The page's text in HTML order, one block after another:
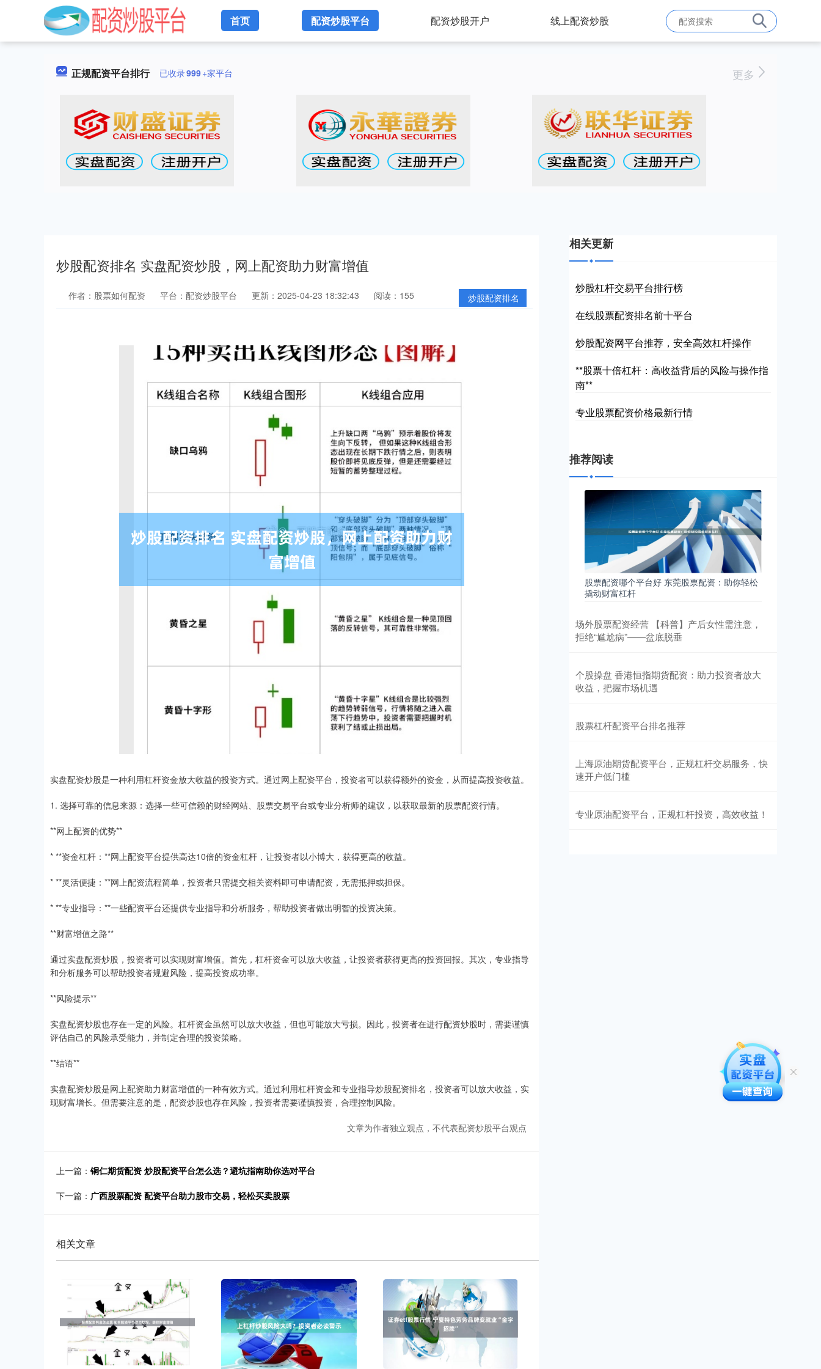
首页 配资炒股平台 配资炒股开户 线上配资炒股
正规配资平台排行 已收录999+家平台 更多
炒股配资排名 实盘配资炒股，网上配资助力财富增值
炒股配资排名
作者：股票如何配资 平台：配资炒股平台 更新：2025-04-23 18:32:43 阅读：155
实盘配资炒股是一种利用杠杆资金放大收益的投资方式。通过网上配资平台，投资者可以获得额外的资金，从而提高投资收益。
1. 选择可靠的信息来源：选择一些可信赖的财经网站、股票交易平台或专业分析师的建议，以获取最新的股票配资行情。
**网上配资的优势**
* **资金杠杆：**网上配资平台提供高达10倍的资金杠杆，让投资者以小博大，获得更高的收益。
* **灵活便捷：**网上配资流程简单，投资者只需提交相关资料即可申请配资，无需抵押或担保。
* **专业指导：**一些配资平台还提供专业指导和分析服务，帮助投资者做出明智的投资决策。
**财富增值之路**
通过实盘配资炒股，投资者可以实现财富增值。首先，杠杆资金可以放大收益，让投资者获得更高的投资回报。其次，专业指导
和分析服务可以帮助投资者规避风险，提高投资成功率。
**风险提示**
实盘配资炒股也存在一定的风险。杠杆资金虽然可以放大收益，但也可能放大亏损。因此，投资者在进行配资炒股时，需要谨慎
评估自己的风险承受能力，并制定合理的投资策略。
**结语**
实盘配资炒股是网上配资助力财富增值的一种有效方式。通过利用杠杆资金和专业指导炒股配资排名，投资者可以放大收益，实
现财富增长。但需要注意的是，配资炒股也存在风险，投资者需要谨慎投资，合理控制风险。
文章为作者独立观点，不代表配资炒股平台观点
上一篇： 铜仁期货配资 炒股配资平台怎么选？避坑指南助你选对平台
下一篇： 广西股票配资 配资平台助力股市交易，轻松买卖股票
相关文章
相关更新
炒股杠杆交易平台排行榜
在线股票配资排名前十平台
炒股配资网平台推荐，安全高效杠杆操作
**股票十倍杠杆：高收益背后的风险与操作指
南**
专业股票配资价格最新行情
推荐阅读
股票配资哪个平台好 东莞股票配资：助你轻松
撬动财富杠杆
场外股票配资经营 【科普】产后女性需注意，
拒绝“尴尬病”——盆底脱垂
个股操盘 香港恒指期货配资：助力投资者放大
收益，把握市场机遇
股票杠杆配资平台排名推荐
上海原油期货配资平台，正规杠杆交易服务，快
速开户低门槛
专业原油配资平台，正规杠杆投资，高效收益！